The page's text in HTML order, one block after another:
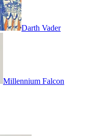
Darth Vader
Millennium Falcon